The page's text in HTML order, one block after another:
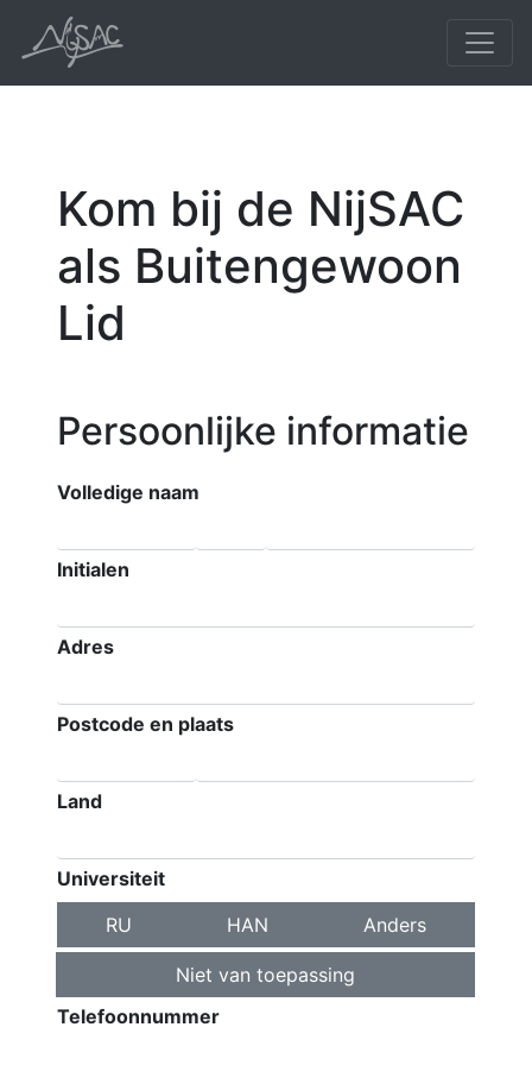
Kom bij de NijSAC
als Buitengewoon
Lid
Persoonlijke informatie
Volledige naam
Initialen
Adres
Postcode en plaats
Land
Universiteit
RU
HAN Anders
Niet van toepassing
Telefoonnummer